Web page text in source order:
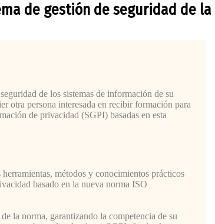
de gestión de seguridad de la
de los sistemas de información de su
otra persona interesada en recibir formación para
de privacidad (SGPI) basadas en esta
métodos y conocimientos prácticos
basado en la nueva norma ISO
la norma, garantizando la competencia de su